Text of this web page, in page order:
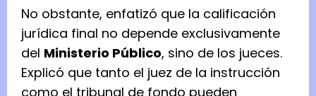
No obstante, enfatizó que la calificación
jurídica final no depende exclusivamente
del Ministerio Público, sino de los jueces.
Explicó que tanto el juez de la instrucción
como el tribunal de fondo pueden